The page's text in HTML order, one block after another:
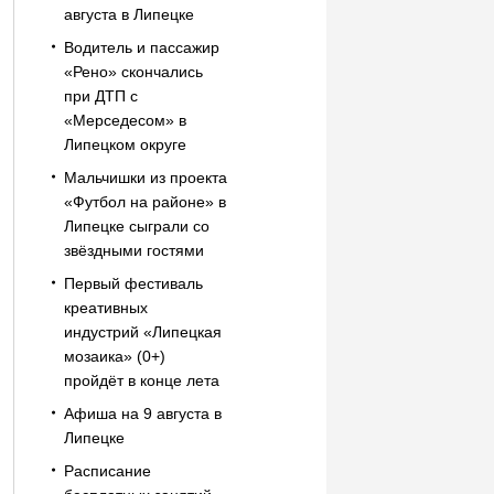
августа в Липецке
Водитель и пассажир
«Рено» скончались
при ДТП с
«Мерседесом» в
Липецком округе
Мальчишки из проекта
«Футбол на районе» в
Липецке сыграли со
звёздными гостями
Первый фестиваль
креативных
индустрий «Липецкая
мозаика» (0+)
пройдёт в конце лета
Афиша на 9 августа в
Липецке
Расписание